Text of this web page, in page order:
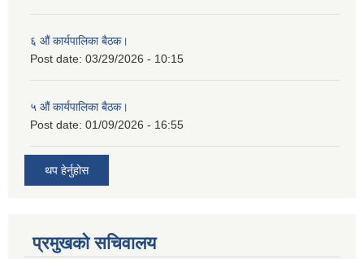
६ औं कार्यपालिका बैठक।
Post date: 03/29/2026 - 10:15
५ औं कार्यपालिका बैठक।
Post date: 01/09/2026 - 16:55
थप हेर्नुहोस
प्रमुखको सचिवालय